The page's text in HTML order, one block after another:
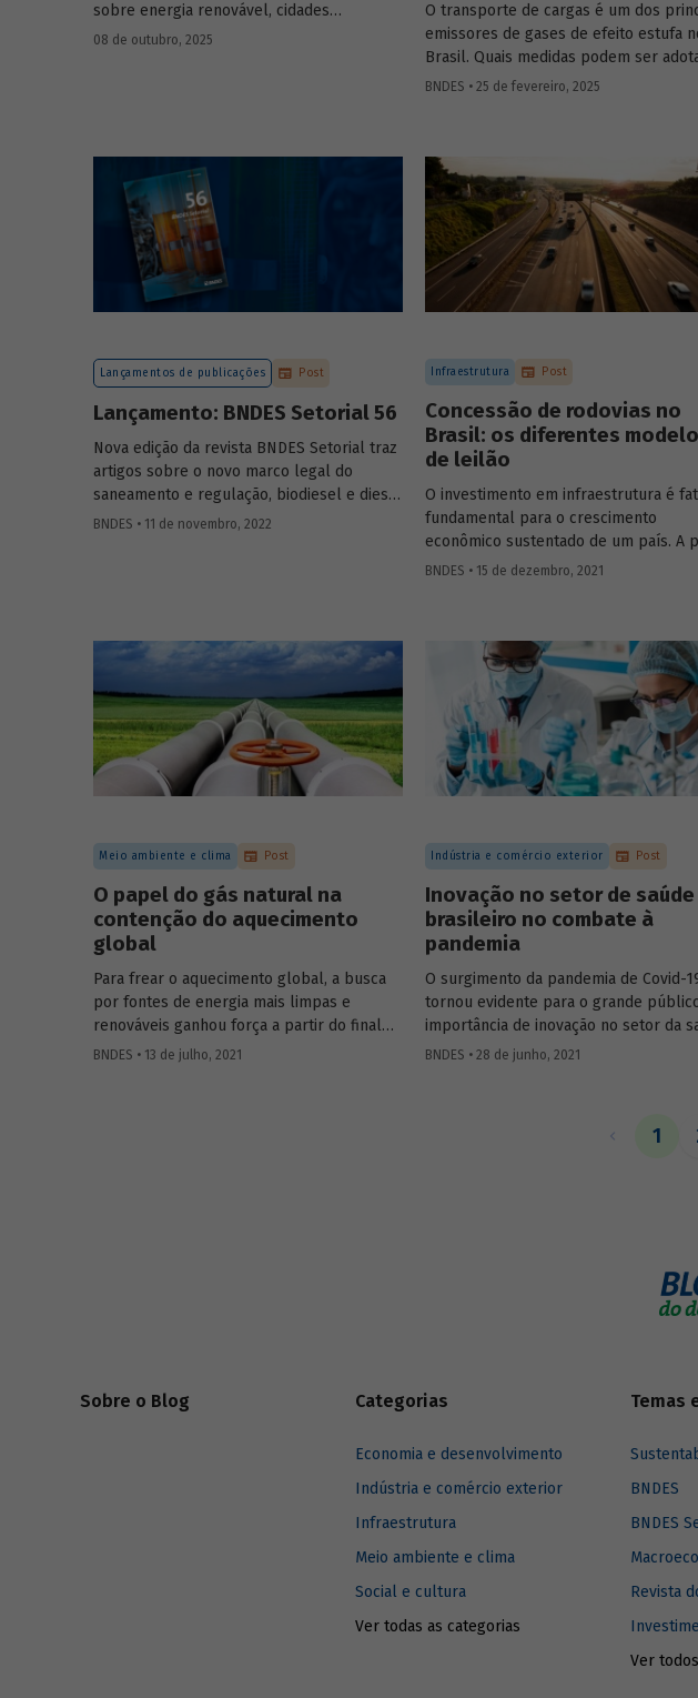
sobre energia renovável, cidades
resilientes, gestão de resíduos sólidos
08 de outubro, 2025
O transporte de cargas é um dos
emissores de gases de efeito estufa
Brasil. Quais medidas podem ser
para reduzir seu impacto ambiental?
BNDES • 25 de fevereiro, 2025
Lançamentos de publicações Post
Lançamento: BNDES Setorial 56
Nova edição da revista BNDES Setorial traz
artigos sobre o novo marco legal do
saneamento e regulação, biodiesel e diesel
verde no Brasil, e o papel do
BNDES • 11 de novembro, 2022
Infraestrutura Post
Concessão de rodovias no
Brasil: os diferentes
de leilão
O investimento em infraestrutura é
fundamental para o crescimento
econômico sustentado de um país. A
da década de 1990, no Brasil, as
setor. Saiba mais sobre os diferentes
modelos de leilão adotados nas
concessões de rodovias realizadas no
BNDES • 15 de dezembro, 2021
Meio ambiente e clima Post
O papel do gás natural na
contenção do aquecimento
global
Para frear o aquecimento global, a busca
por fontes de energia mais limpas e
renováveis ganhou força a partir do final
do século XX, contribuindo para o esforço
BNDES • 13 de julho, 2021
Indústria e comércio exterior Post
Inovação no setor de saúde
brasileiro no combate à
pandemia
O surgimento da pandemia de Covid-
tornou evidente para o grande
importância de inovação no setor da
em especial, no ramo farmacêutico.
as medidas adotadas na área de
BNDES • 28 de junho, 2021
1
Sobre o Blog Categorias
Economia e desenvolvimento
Indústria e comércio exterior
Infraestrutura
Meio ambiente e clima
Social e cultura
Ver todas as categorias
Temas
BNDES
BNDES
Revista
Ver